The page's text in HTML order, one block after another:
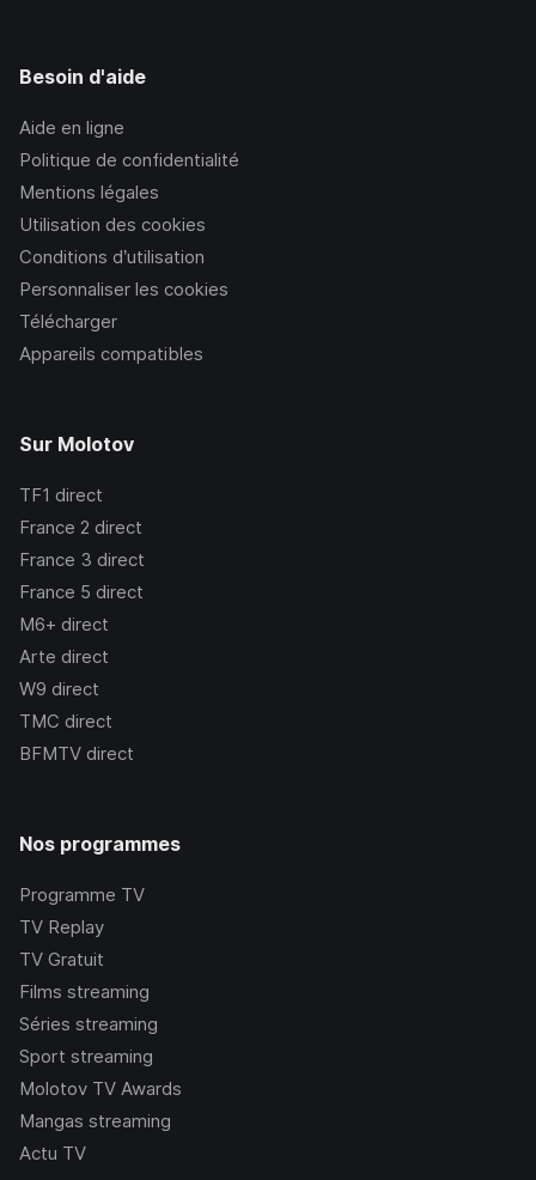
Besoin d'aide
Aide en ligne
Politique de confidentialité
Mentions légales
Utilisation des cookies
Conditions d’utilisation
Personnaliser les cookies
Télécharger
Appareils compatibles
Sur Molotov
TF1 direct
France 2 direct
France 3 direct
France 5 direct
M6+ direct
Arte direct
W9 direct
TMC direct
BFMTV direct
Nos programmes
Programme TV
TV Replay
TV Gratuit
Films streaming
Séries streaming
Sport streaming
Molotov TV Awards
Mangas streaming
Actu TV